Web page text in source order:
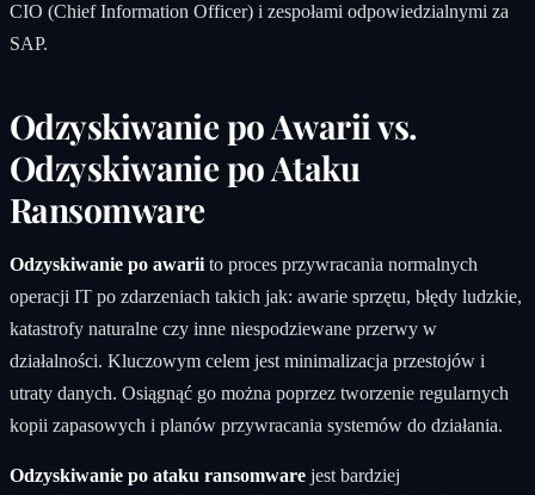
CIO (Chief Information Officer) i zespołami odpowiedzialnymi za
SAP.
Odzyskiwanie po Awarii vs.
Odzyskiwanie po Ataku
Ransomware
Odzyskiwanie po awarii to proces przywracania normalnych
operacji IT po zdarzeniach takich jak: awarie sprzętu, błędy ludzkie,
katastrofy naturalne czy inne niespodziewane przerwy w
działalności. Kluczowym celem jest minimalizacja przestojów i
utraty danych. Osiągnąć go można poprzez tworzenie regularnych
kopii zapasowych i planów przywracania systemów do działania.
Odzyskiwanie po ataku ransomware jest bardziej